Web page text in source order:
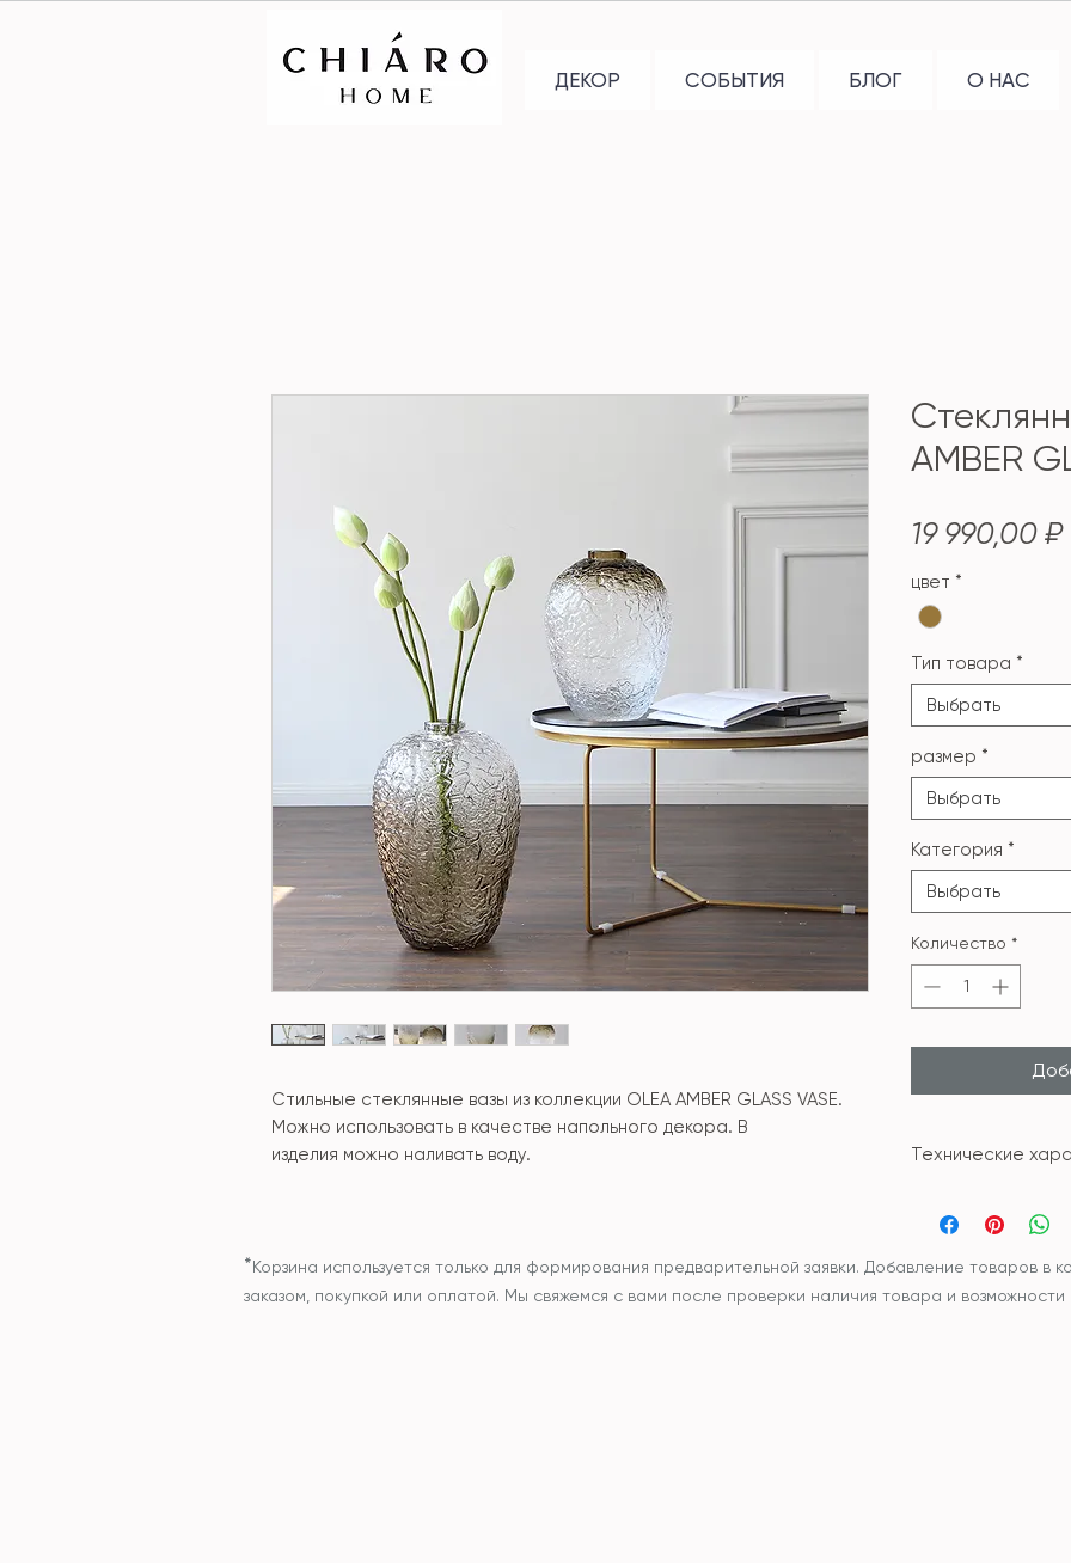
ДЕКОР СОБЫТИЯ БЛОГ О НАС
Стильные стеклянные вазы из коллекции OLEA AMBER GLASS VASE.
Можно использовать в качестве напольного декора. В
изделия можно наливать воду.
AMBER
19 990,00 ₽
цвет *
Тип товара *
Выбрать
размер *
Выбрать
Категория *
Выбрать
Количество *
Технические
Размер:
*Корзина используется только для формирования предварительной заявки. Добавление товаров в
заказом, покупкой или оплатой. Мы свяжемся с вами после проверки наличия товара и